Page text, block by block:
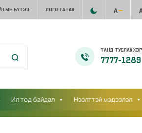
БҮТЭЦ ЛОГО ТАТАХ
ТАНД ТУСЛАХ
7777-1289
Ил тод байдал Нээлттэй мэдээлэл